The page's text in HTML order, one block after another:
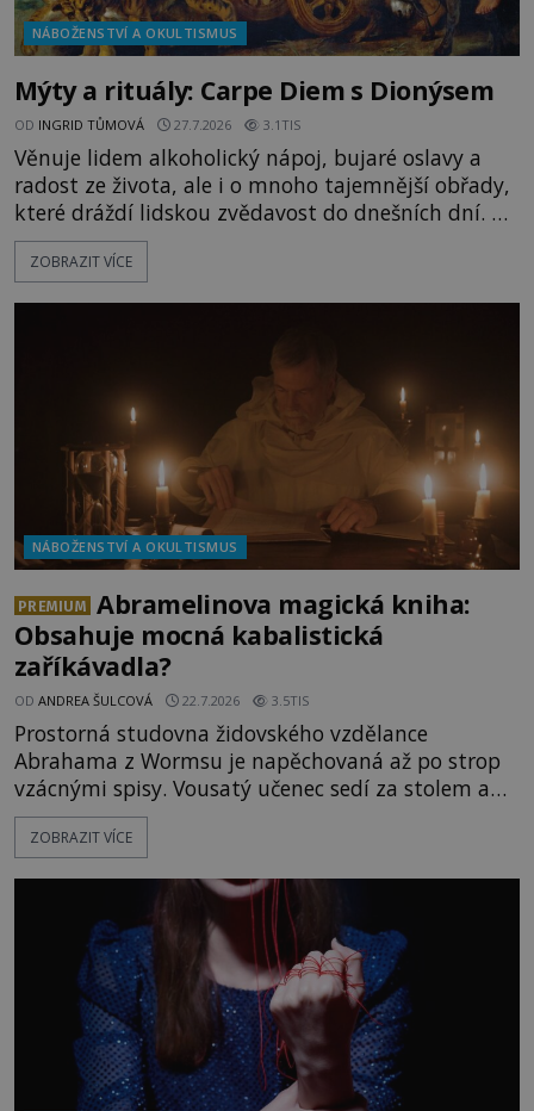
NÁBOŽENSTVÍ A OKULTISMUS
Mýty a rituály: Carpe Diem s Dionýsem
OD INGRID TŮMOVÁ 27.7.2026 3.1TIS
Věnuje lidem alkoholický nápoj, bujaré oslavy a
radost ze života, ale i o mnoho tajemnější obřady,
které dráždí lidskou zvědavost do dnešních dní. Co
doopravdy představuje bůh, jemuž Římané říkají
Bakchus? Mytologický příběh řeckého boha
ZOBRAZIT VÍCE
NÁBOŽENSTVÍ A OKULTISMUS
PREMIUM
Abramelinova magická kniha:
Obsahuje mocná kabalistická
zaříkávadla?
OD ANDREA ŠULCOVÁ 22.7.2026 3.5TIS
Prostorná studovna židovského vzdělance
Abrahama z Wormsu je napěchovaná až po strop
vzácnými spisy. Vousatý učenec sedí za stolem a
před sebou má rozložený jeden z nejzáhadnějších
magických textů. Jde o Abramelinův grimoár, který
kouzla, jak si někteří myslí, nebo jde o pouhou
pověru? Už šest měsíců pobývá
ZOBRAZIT VÍCE